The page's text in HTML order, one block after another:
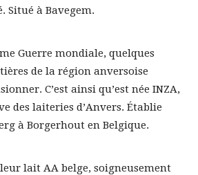
Situé à Bavegem.
Guerre mondiale, quelques
de la région anversoise
C’est ainsi qu’est née INZA,
des laiteries d’Anvers. Établie
à Borgerhout en Belgique.
lait AA belge, soigneusement